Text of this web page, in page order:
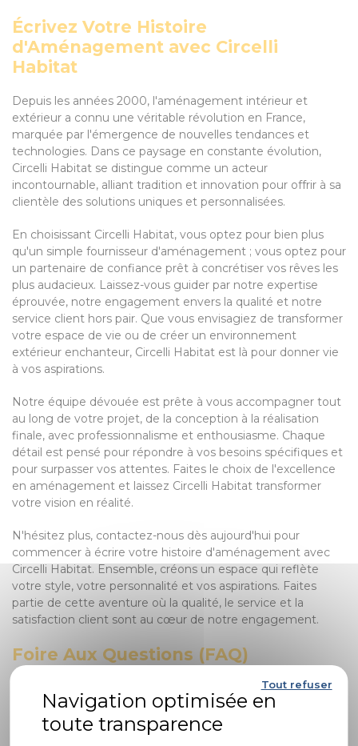
Écrivez Votre Histoire
d'Aménagement avec Circelli
Habitat
Depuis les années 2000, l'aménagement intérieur et
extérieur a connu une véritable révolution en France,
marquée par l'émergence de nouvelles tendances et
technologies. Dans ce paysage en constante évolution,
Circelli Habitat se distingue comme un acteur
incontournable, alliant tradition et innovation pour offrir à sa
clientèle des solutions uniques et personnalisées.
En choisissant Circelli Habitat, vous optez pour bien plus
qu'un simple fournisseur d'aménagement ; vous optez pour
un partenaire de confiance prêt à concrétiser vos rêves les
plus audacieux. Laissez-vous guider par notre expertise
éprouvée, notre engagement envers la qualité et notre
service client hors pair. Que vous envisagiez de transformer
votre espace de vie ou de créer un environnement
extérieur enchanteur, Circelli Habitat est là pour donner vie
à vos aspirations.
Notre équipe dévouée est prête à vous accompagner tout
au long de votre projet, de la conception à la réalisation
finale, avec professionnalisme et enthousiasme. Chaque
détail est pensé pour répondre à vos besoins spécifiques et
pour surpasser vos attentes. Faites le choix de l'excellence
en aménagement et laissez Circelli Habitat transformer
votre vision en réalité.
N'hésitez plus, contactez-nous dès aujourd'hui pour
commencer à écrire votre histoire d'aménagement avec
Circelli Habitat. Ensemble, créons un espace qui reflète
votre style, votre personnalité et vos aspirations. Faites
partie de cette aventure où la qualité, le service et la
satisfaction client sont au cœur de notre engagement.
Foire Aux Questions (FAQ)
1. Qu'est-ce qui distingue Circelli
Habitat des autres entreprises
d'aménagement ?
Tout refuser